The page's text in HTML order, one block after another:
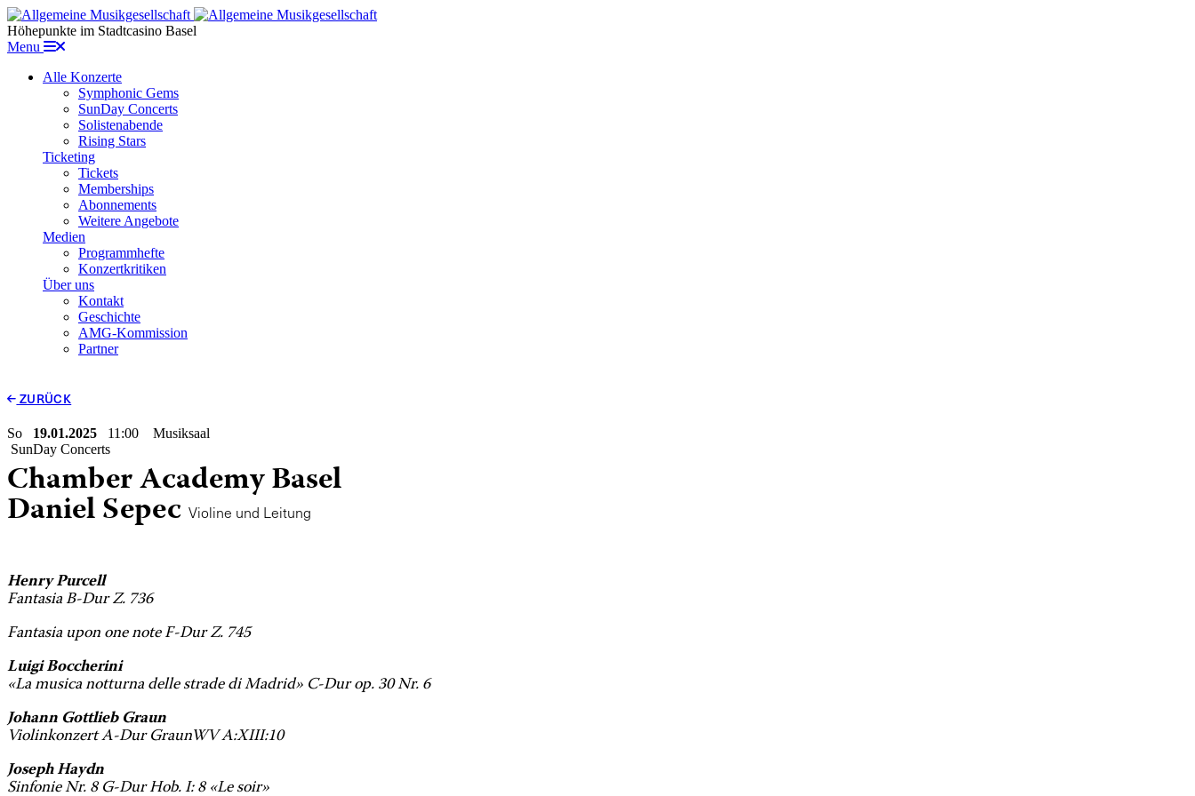
Höhepunkte im Stadtcasino Basel
Menu
Alle Konzerte
Symphonic Gems
SunDay Concerts
Solistenabende
Rising Stars
Ticketing
Tickets
Memberships
Abonnements
Weitere Angebote
Medien
Programmhefte
Konzertkritiken
Über uns
Kontakt
Geschichte
AMG-Kommission
Partner
ZURÜCK
So 19.01.2025 11:00 Musiksaal
SunDay Concerts
Chamber Academy Basel
Daniel Sepec Violine und Leitung
Henry Purcell
Fantasia B-Dur Z. 736
Fantasia upon one note F-Dur Z. 745
Luigi Boccherini
«La musica notturna delle strade di Madrid» C-Dur op. 30 Nr. 6
Johann Gottlieb Graun
Violinkonzert A-Dur GraunWV A:XIII:10
Joseph Haydn
Sinfonie Nr. 8 G-Dur Hob. I: 8 «Le soir»